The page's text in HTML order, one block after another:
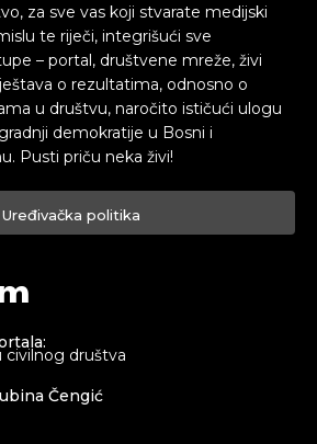
za sve vas koji stvarate medijski
te riječi, integrišući sve
– portal, društvene mreže, živi
o rezultatima, odnosno o
u društvu, naročito ističući ulogu
demokratije u Bosni i
Pusti priču neka živi!
Uređivačka politika
civilnog društva
Čengić